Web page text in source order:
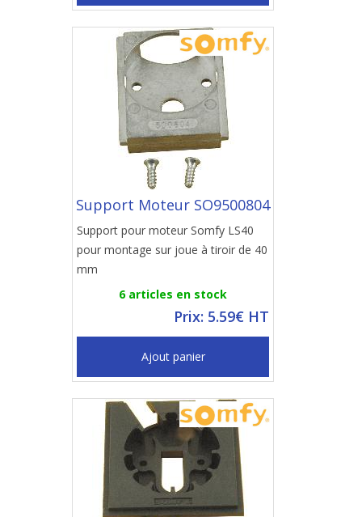
Support Moteur SO9500804
Support pour moteur Somfy LS40
pour montage sur joue à tiroir de 40
mm
6 articles en stock
Prix: 5.59€ HT
Ajout panier